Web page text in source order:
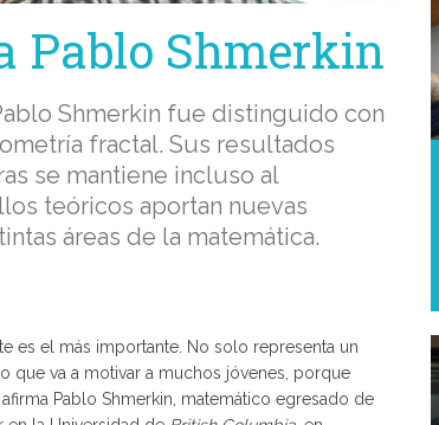
Pablo Shmerkin
Shmerkin fue distinguido con
fractal. Sus resultados
se mantiene incluso al
teóricos aportan nuevas
áreas de la matemática.
es el más importante. No solo representa un
que va a motivar a muchos jóvenes, porque
Pablo Shmerkin, matemático egresado de